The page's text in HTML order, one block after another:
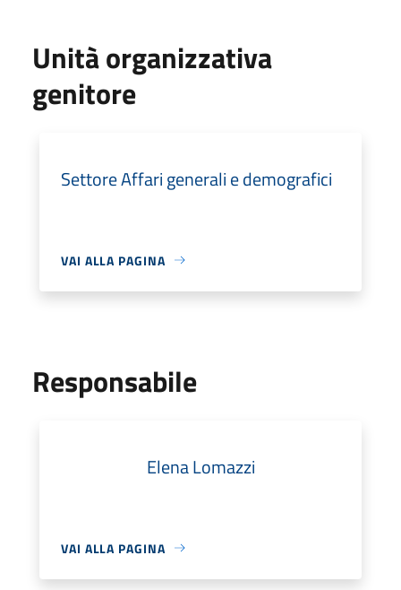
Unità organizzativa
genitore
Settore Affari generali e demografici
VAI ALLA PAGINA
Responsabile
Elena Lomazzi
VAI ALLA PAGINA